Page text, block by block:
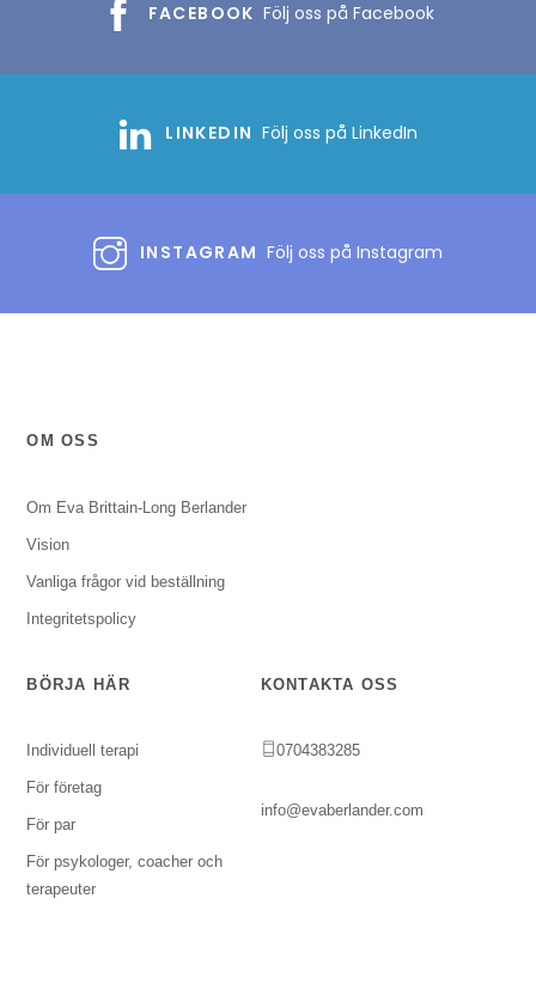
FACEBOOK Följ oss på Facebook
LINKEDIN Följ oss på LinkedIn
INSTAGRAM Följ oss på Instagram
OM OSS
Om Eva Brittain-Long Berlander
Vision
Vanliga frågor vid beställning
Integritetspolicy
BÖRJA HÄR
Individuell terapi
För företag
För par
För psykologer, coacher och
terapeuter
KONTAKTA OSS
0704383285
info@evaberlander.com